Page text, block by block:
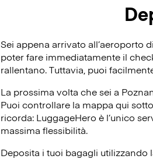
Sei appena arrivato all’aeroporto
poter fare immediatamente il
rallentano. Tuttavia, puoi
La prossima volta che sei a
Puoi controllare la mappa qui
ricorda: LuggageHero è l’unico
massima flessibilità.
Deposita i tuoi bagagli utilizzando